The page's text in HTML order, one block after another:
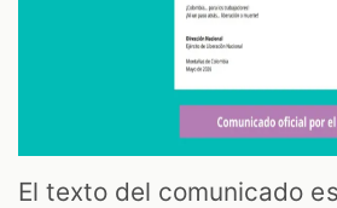
El texto del comunicado